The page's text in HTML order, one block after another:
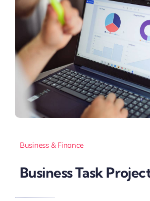
Business & Finance
Business Task